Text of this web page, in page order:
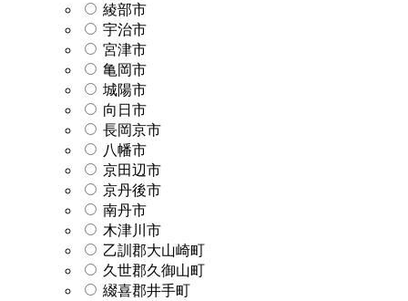
綾部市
宇治市
宮津市
亀岡市
城陽市
向日市
長岡京市
八幡市
京田辺市
京丹後市
南丹市
木津川市
乙訓郡大山崎町
久世郡久御山町
綴喜郡井手町